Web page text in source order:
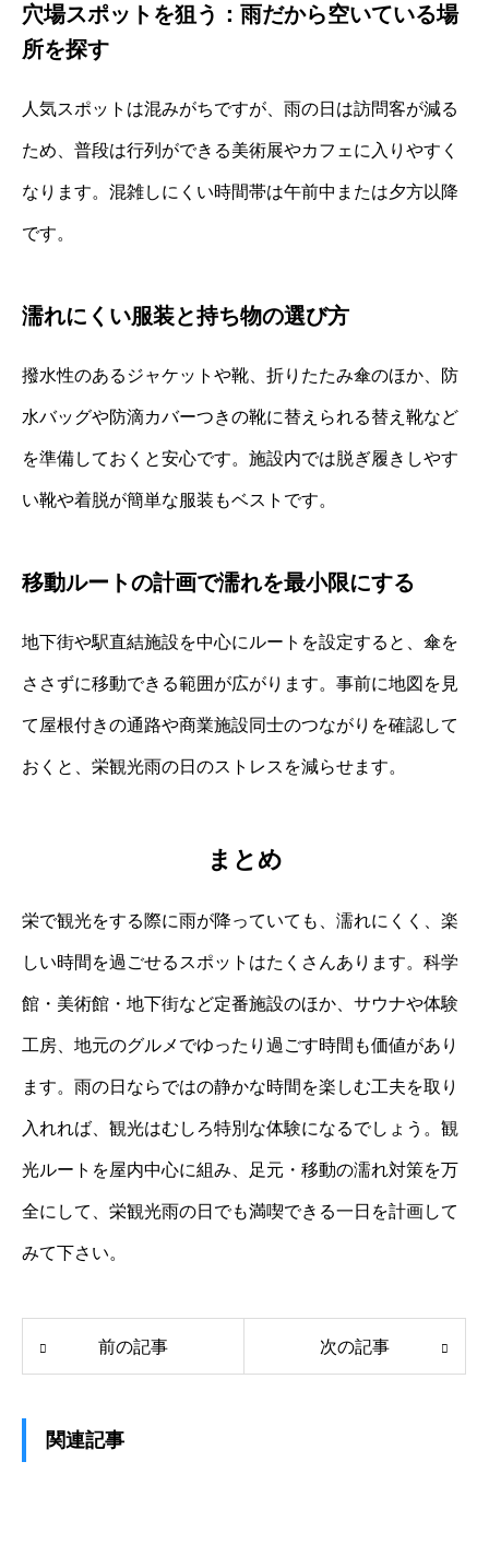
穴場スポットを狙う：雨だから空いている場
所を探す
人気スポットは混みがちですが、雨の日は訪問客が減る
ため、普段は行列ができる美術展やカフェに入りやすく
なります。混雑しにくい時間帯は午前中または夕方以降
です。
濡れにくい服装と持ち物の選び方
撥水性のあるジャケットや靴、折りたたみ傘のほか、防
水バッグや防滴カバーつきの靴に替えられる替え靴など
を準備しておくと安心です。施設内では脱ぎ履きしやす
い靴や着脱が簡単な服装もベストです。
移動ルートの計画で濡れを最小限にする
地下街や駅直結施設を中心にルートを設定すると、傘を
ささずに移動できる範囲が広がります。事前に地図を見
て屋根付きの通路や商業施設同士のつながりを確認して
おくと、栄観光雨の日のストレスを減らせます。
まとめ
栄で観光をする際に雨が降っていても、濡れにくく、楽
しい時間を過ごせるスポットはたくさんあります。科学
館・美術館・地下街など定番施設のほか、サウナや体験
工房、地元のグルメでゆったり過ごす時間も価値があり
ます。雨の日ならではの静かな時間を楽しむ工夫を取り
入れれば、観光はむしろ特別な体験になるでしょう。観
光ルートを屋内中心に組み、足元・移動の濡れ対策を万
全にして、栄観光雨の日でも満喫できる一日を計画して
みて下さい。
前の記事 次の記事
関連記事